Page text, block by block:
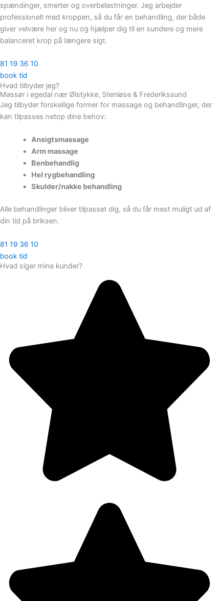
spændinger, smerter og overbelastninger. Jeg arbejder
professionelt med kroppen, så du får en behandling, der både
giver velvære her og nu og hjælper dig til en sundere og mere
balanceret krop på længere sigt.
81 19 36 10
book tid
Hvad tilbyder jeg?
Massør i egedal nær Ølstykke, Stenløse & Frederikssund
Jeg tilbyder forskellige former for massage og behandlinger, der
kan tilpasses netop dine behov:
Ansigtsmassage
Arm massage
Benbehandlig
Hel rygbehandling
Skulder/nakke behandling
Alle behandlinger bliver tilpasset dig, så du får mest muligt ud af
din tid på briksen.
81 19 36 10
book tid
Hvad siger mine kunder?